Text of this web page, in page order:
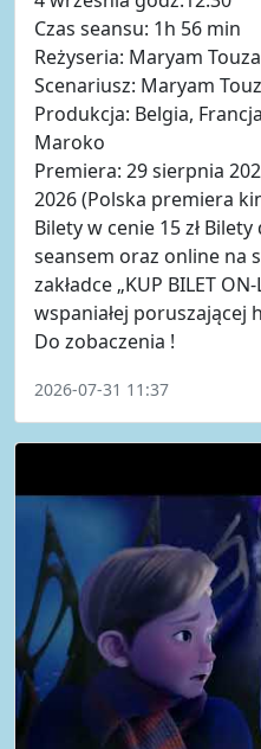
Czas seansu: 1h 56 min
Reżyseria: Maryam
Scenariusz: Maryam
Produkcja: Belgia,
Maroko
Premiera: 29 sierpnia
2026 (Polska premiera
Bilety w cenie 15 zł
seansem oraz online na
zakładce „KUP BILET
wspaniałej poruszającej
Do zobaczenia !
2026-07-31 11:37